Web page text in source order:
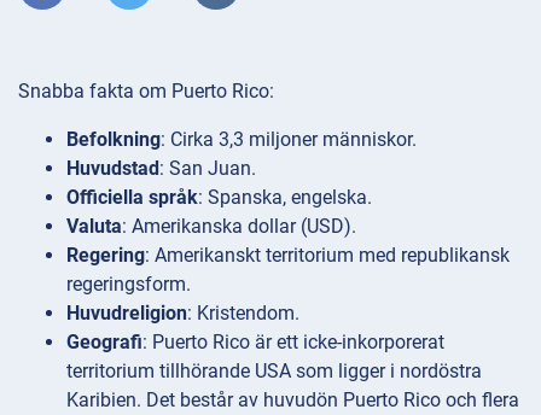
Snabba fakta om Puerto Rico:
Befolkning: Cirka 3,3 miljoner människor.
Huvudstad: San Juan.
Officiella språk: Spanska, engelska.
Valuta: Amerikanska dollar (USD).
Regering: Amerikanskt territorium med republikansk
regeringsform.
Huvudreligion: Kristendom.
Geografi: Puerto Rico är ett icke-inkorporerat
territorium tillhörande USA som ligger i nordöstra
Karibien. Det består av huvudön Puerto Rico och flera